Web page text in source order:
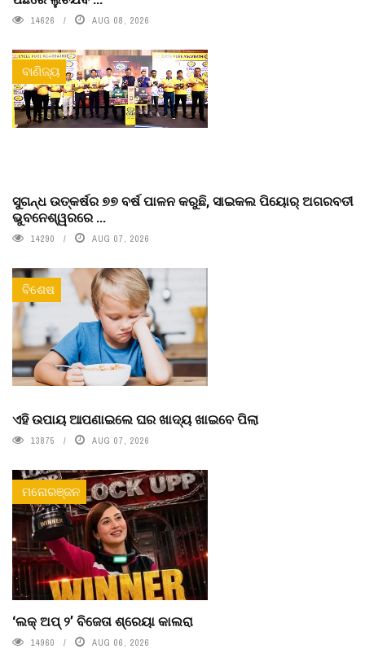
14626 AUG 08, 2026
ବାଣିଜ୍ୟ
ସୁଗନ୍ଧ ଉତ୍କର୍ଷର ୭୭ ବର୍ଷ ପାଳନ କରୁଛି, ସାଇକଲ ପିୟୋର୍‌ ଅଗରବତୀ
ଭୁବନେଶ୍ୱରରେ ...
14290 AUG 07, 2026
ବିଶେଷ
ଏହି ଉପାୟ ଆପଣାଇଲେ ଘର ଖାଦ୍ୟ ଖାଇବେ ପିଲା
13875 AUG 07, 2026
ମନୋରଞ୍ଜନ
‘ଲକ୍ ଅପ୍ ୨’ ବିଜେତା ଶ୍ରେୟା କାଲରା
14960 AUG 06, 2026